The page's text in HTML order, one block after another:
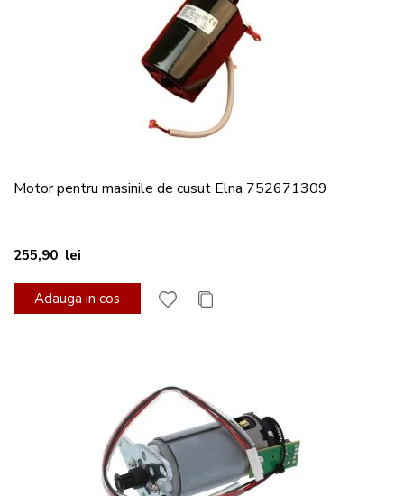
Motor pentru masinile de cusut Elna 752671309
255,90 lei
Adauga in cos